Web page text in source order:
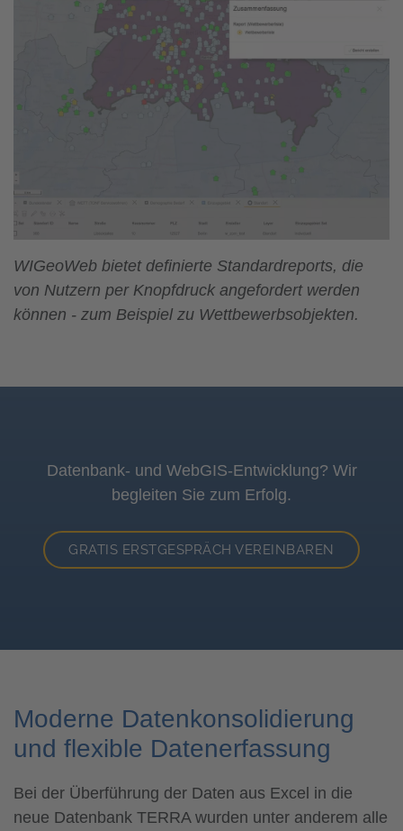
WIGeoWeb bietet definierte Standardreports, die
von Nutzern per Knopfdruck angefordert werden
können - zum Beispiel zu Wettbewerbsobjekten.
Datenbank- und WebGIS-Entwicklung? Wir
begleiten Sie zum Erfolg.
GRATIS ERSTGESPRÄCH VEREINBAREN
Moderne Datenkonsolidierung
und flexible Datenerfassung
Bei der Überführung der Daten aus Excel in die
neue Datenbank TERRA wurden unter anderem alle